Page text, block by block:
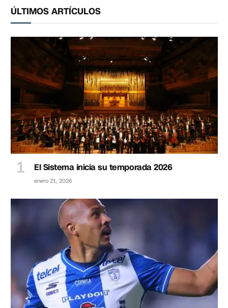
ÚLTIMOS ARTÍCULOS
El Sistema inicia su temporada 2026
enero 21, 2026